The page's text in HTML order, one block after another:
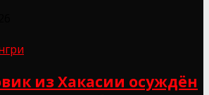
из Хакасии осуждён